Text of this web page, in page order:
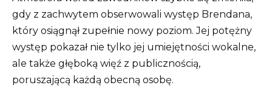
gdy z zachwytem obserwowali występ Brendana,
który osiągnął zupełnie nowy poziom. Jej potężny
występ pokazał nie tylko jej umiejętności wokalne,
ale także głęboką więź z publicznością,
poruszającą każdą obecną osobę.